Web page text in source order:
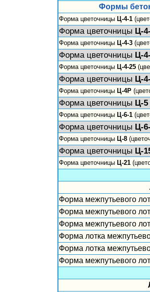
Формы
Форма цветочницы Ц-4-1
Форма цветочницы Ц-
Форма цветочницы Ц-4-3
Форма цветочницы Ц-
Форма цветочницы Ц-4-25
Форма цветочницы Ц-
Форма цветочницы Ц-4Р
Форма цветочницы Ц-5
Форма цветочницы Ц-6-1
Форма цветочницы Ц-
Форма цветочницы Ц-8
Форма цветочницы Ц-
Форма цветочницы Ц-21
Форма межпутьевого
Форма межпутьевого
Форма межпутьевого
Форма лотка
Форма лотка
Форма межпутьевого